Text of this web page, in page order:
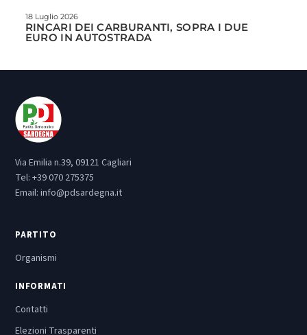
18 Luglio 2026
RINCARI DEI CARBURANTI, SOPRA I DUE
EURO IN AUTOSTRADA
Via Emilia n.39, 09121 Cagliari
Tel: +39 070 275375
Email: info@pdsardegna.it
PARTITO
Organismi
INFORMATI
Contatti
Elezioni Trasparenti